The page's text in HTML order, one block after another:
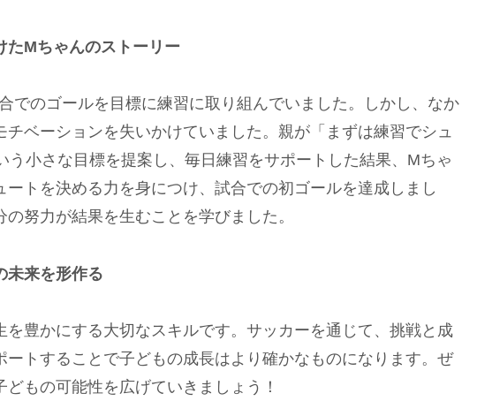
たMちゃんのストーリー
でのゴールを目標に練習に取り組んでいました。しかし、なか
チベーションを失いかけていました。親が「まずは練習でシュ
う小さな目標を提案し、毎日練習をサポートした結果、Mちゃ
ートを決める力を身につけ、試合での初ゴールを達成しまし
努力が結果を生むことを学びました。
未来を形作る
を豊かにする大切なスキルです。サッカーを通じて、挑戦と成
ートすることで子どもの成長はより確かなものになります。ぜ
もの可能性を広げていきましょう！